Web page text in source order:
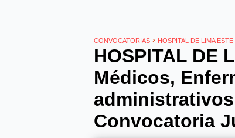
CONVOCATORIAS › HOSPITAL DE LIMA
HOSPITAL DE
Médicos,
Convocatoria